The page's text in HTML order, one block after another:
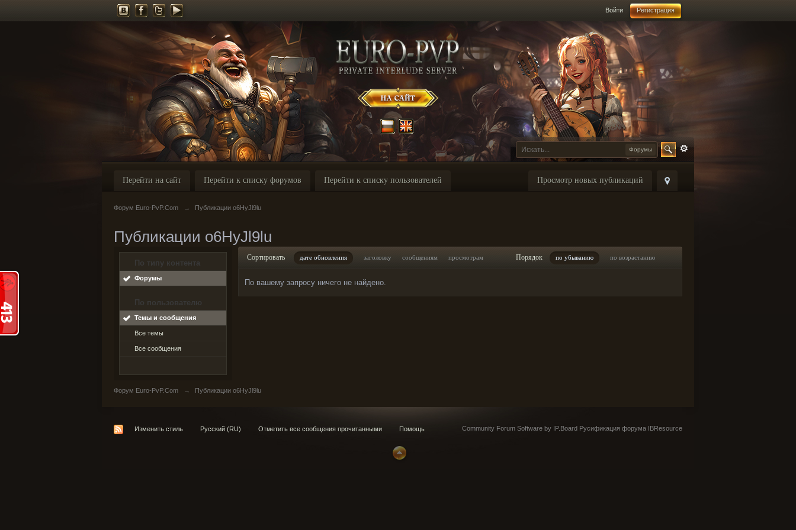
Войти Регистрация
Форумы
Просмотр новых публикаций
Перейти на сайт Перейти к списку форумов Перейти к списку пользователей
Форум Euro-PvP.Com → Публикации o6HyJl9lu
Публикации o6HyJl9lu
По типу контента
Форумы
По пользователю
Темы и сообщения
Все темы
Все сообщения
Сортировать дате обновления заголовку сообщениям просмотрам Порядок по убыванию по возрастанию
По вашему запросу ничего не найдено.
Форум Euro-PvP.Com → Публикации o6HyJl9lu
Изменить стиль Русский (RU) Отметить все сообщения прочитанными Помощь Community Forum Software by IP.Board Русификация форума IBResource